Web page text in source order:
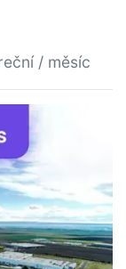
/ měsíc